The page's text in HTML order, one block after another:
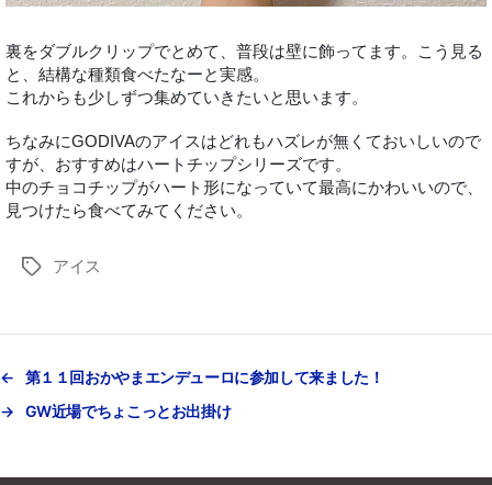
裏をダブルクリップでとめて、普段は壁に飾ってます。こう見る
と、結構な種類食べたなーと実感。
これからも少しずつ集めていきたいと思います。
ちなみにGODIVAのアイスはどれもハズレが無くておいしいので
すが、おすすめはハートチップシリーズです。
中のチョコチップがハート形になっていて最高にかわいいので、
見つけたら食べてみてください。
タ
アイス
←
第１１回おかやまエンデューロに参加して来ました！
→
GW近場でちょこっとお出掛け